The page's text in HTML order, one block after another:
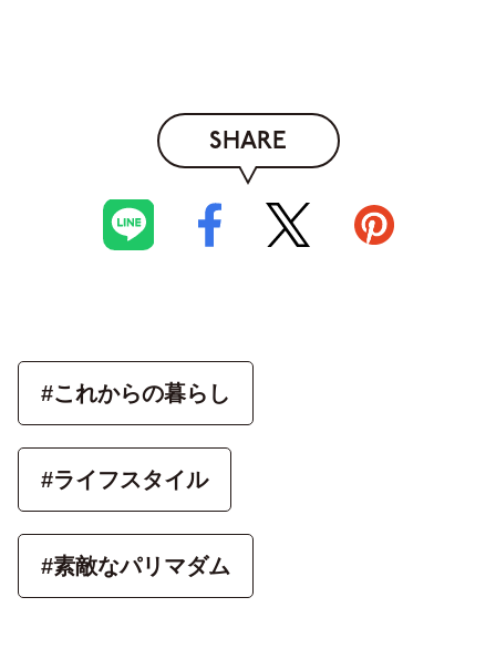
SHARE
#これからの暮らし
#ライフスタイル
#素敵なパリマダム